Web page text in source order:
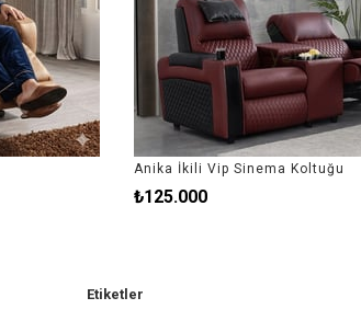
Anika İkili Vip Sinema Koltuğu
₺125.000
Etiketler